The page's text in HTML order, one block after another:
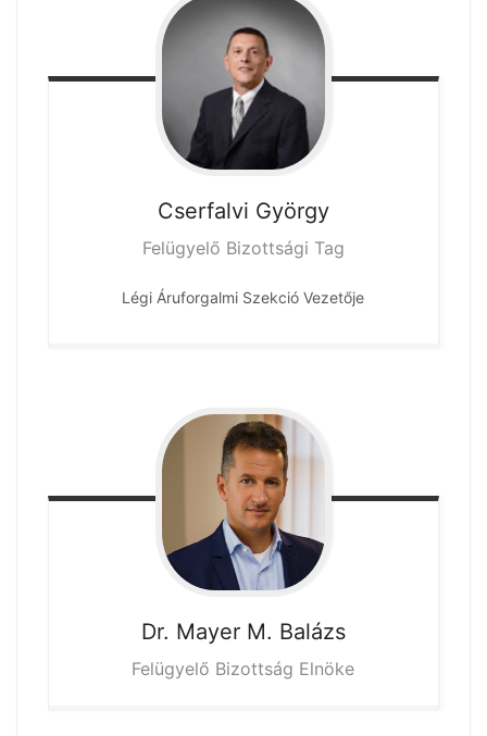
Cserfalvi György
Felügyelő Bizottsági Tag
Légi Áruforgalmi Szekció Vezetője
Dr. Mayer M. Balázs
Felügyelő Bizottság Elnöke